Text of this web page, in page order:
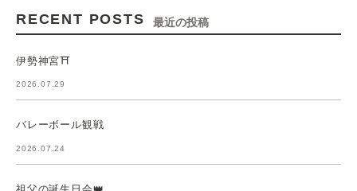
RECENT POSTS 最近の投稿
伊勢神宮⛩️
2026.07.29
バレーボール観戦
2026.07.24